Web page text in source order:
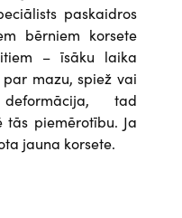
paskaidros
bērniem korsete
– īsāku laika
par mazu, spiež vai
tad
tās piemērotību. Ja
jauna korsete.